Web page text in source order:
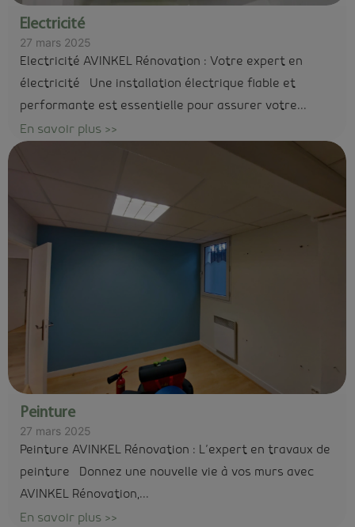
Electricité
27 mars 2025
Electricité AVINKEL Rénovation : Votre expert en
électricité Une installation électrique fiable et
performante est essentielle pour assurer votre...
En savoir plus >>
Peinture
27 mars 2025
Peinture AVINKEL Rénovation : L’expert en travaux de
peinture Donnez une nouvelle vie à vos murs avec
AVINKEL Rénovation,...
En savoir plus >>